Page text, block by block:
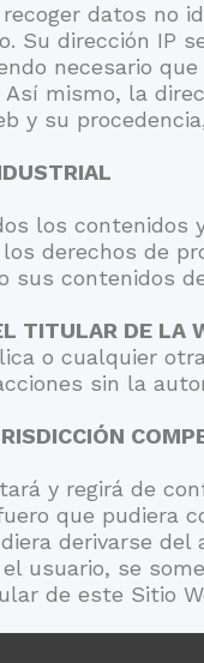
datos no
Su dirección IP
necesario
mismo, la
y su
los
derechos de
sus contenidos
TITULAR DE LA
o cualquier
sin la
y regirá de
que pudiera
derivarse
usuario, se
de este Sitio